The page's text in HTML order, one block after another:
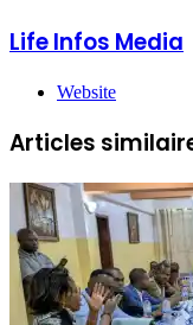
Life Infos Media
Website
Articles